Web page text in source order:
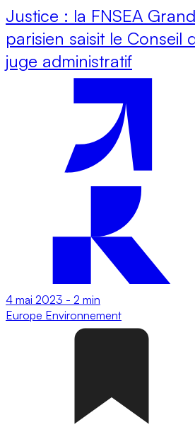
Justice : la FNSEA
parisien saisit le Conseil
juge administratif
4 mai 2023 - 2 min
Europe Environnement